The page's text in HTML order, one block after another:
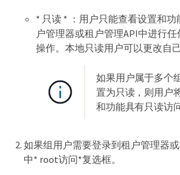
* 只读 * ：用户只能查看设置和
户管理器或租户管理API中进行
操作。本地只读用户可以更改自己
如果用户属于多个
置为只读，则用户
和功能具有只读访
如果组用户需要登录到租户管理器
中* root访问*复选框。